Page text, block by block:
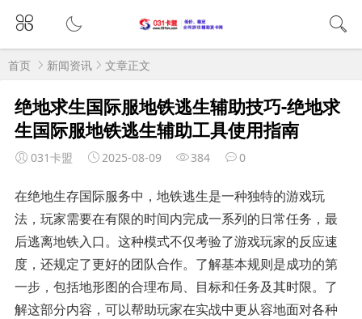
首页 新闻资讯 文章正文
绝地求生国际服地铁逃生辅助技巧-绝地求
生国际服地铁逃生辅助工具使用指南
031卡盟 2025-08-09 384 0
在绝地生存国际服务中，地铁逃生是一种独特的游戏玩
法，玩家需要在有限的时间内完成一系列的日常任务，最
后逃离地铁入口。这种模式不仅考验了游戏玩家的反应速
度，还规定了更好的团队合作。了解基本规则是成功的第
一步，包括地形图的合理布局、目标和任务及其时限。了
解这部分内容，可以帮助玩家在实战中更从容地面对各种